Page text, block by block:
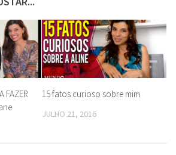
FAZER
15 fatos curioso sobre mim
JULHO 21, 2016